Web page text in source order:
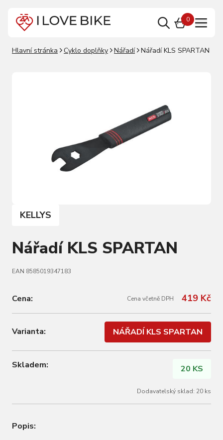
0
Hlavní stránka Cyklo doplňky Nářadí Nářadí KLS SPARTAN
KELLYS
Nářadí KLS SPARTAN
EAN 8585019347183
Cena: Cena včetně DPH 419 Kč
Varianta: NÁŘADÍ KLS SPARTAN
Skladem: 20 KS
Dodavatelský sklad: 20 ks
Popis: